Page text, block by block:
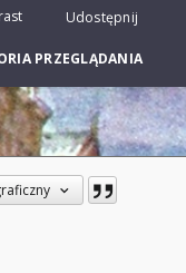
Udostępnij
PRZEGLĄDANIA